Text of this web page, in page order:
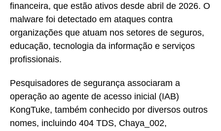
financeira, que estão ativos desde abril de 2026. O
malware foi detectado em ataques contra
organizações que atuam nos setores de seguros,
educação, tecnologia da informação e serviços
profissionais.
Pesquisadores de segurança associaram a
operação ao agente de acesso inicial (IAB)
KongTuke, também conhecido por diversos outros
nomes, incluindo 404 TDS, Chaya_002,